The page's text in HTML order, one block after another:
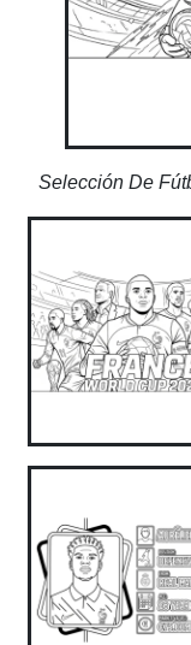
Selección De